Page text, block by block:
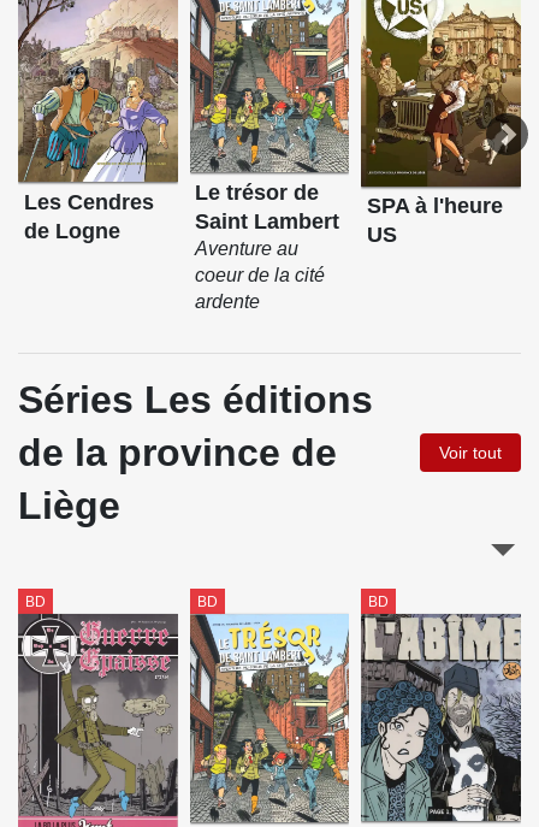
Les Cendres
de Logne
Le trésor de
Saint Lambert
Aventure au
coeur de la cité
ardente
SPA à l'heure
US
Séries Les éditions
de la province de
Liège
Voir tout
BD BD BD